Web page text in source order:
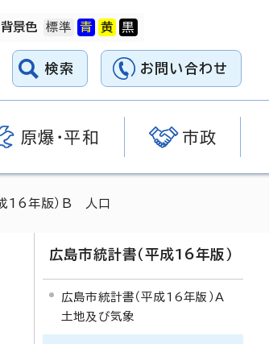
背景色
検索 お問い合わせ
原爆・平和 市政
16年版）B 人口
広島市統計書（平成16年版）
広島市統計書（平成16年版）A
土地及び気象